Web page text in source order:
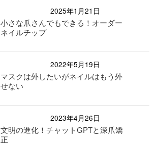
2025年1月21日
小さな爪さんでもできる！オーダー
ネイルチップ
2022年5月19日
マスクは外したいがネイルはもう外
せない
2023年4月26日
文明の進化！チャットGPTと深爪矯
正